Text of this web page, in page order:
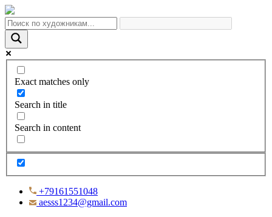
Exact matches only
Search in title
Search in content
+79161551048
aesss1234@gmail.com